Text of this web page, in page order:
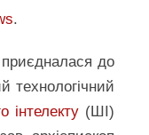
.
до
технологічний
інтелекту(ШІ)